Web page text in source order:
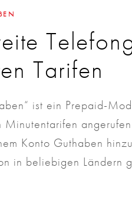
Tarifen
ist ein Prepaid-
Konto Guthaben
in beliebigen Ländern